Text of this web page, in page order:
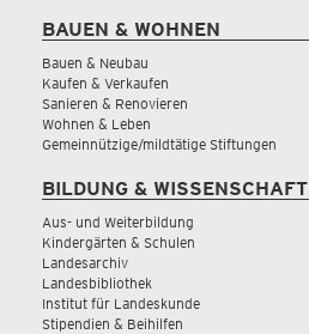
BAUEN & WOHNEN
Bauen & Neubau
Kaufen & Verkaufen
Sanieren & Renovieren
Wohnen & Leben
Gemeinnützige/mildtätige Stiftungen
BILDUNG & WISSENSCHAFT
Aus- und Weiterbildung
Kindergärten & Schulen
Landesarchiv
Landesbibliothek
Institut für Landeskunde
Stipendien & Beihilfen